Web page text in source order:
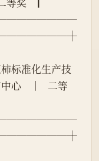
标准化生产技
心    │   二等